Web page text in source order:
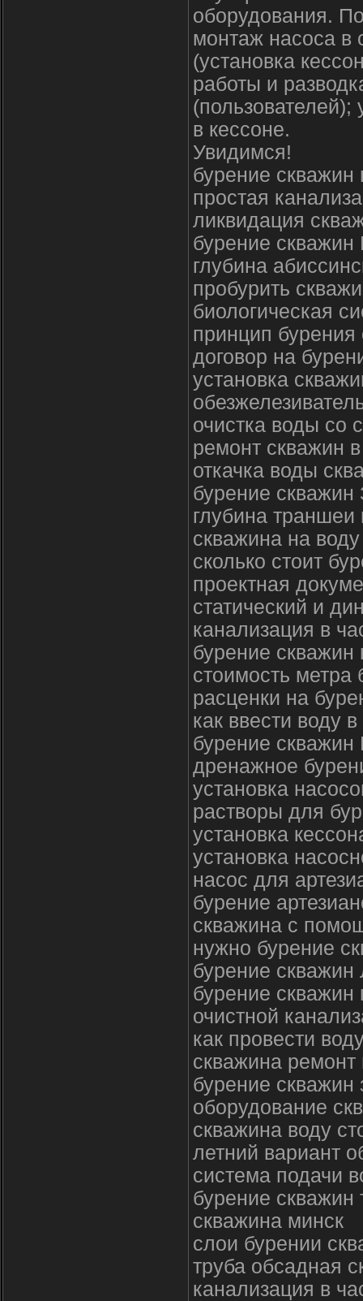
оборудования.
монтаж насоса в
(установка
работы и
в кессоне.
Увидимся!
бурение
простая
ликвидация
бурение скважин
глубина
пробурить
биологическая
принцип
договор на
установка
очистка воды со
ремонт скважин
откачка воды
бурение скважин
глубина
скважина на
сколько стоит
проектная
статический и
канализация в
бурение
стоимость метра
расценки на
как ввести воду
бурение
дренажное
установка
растворы для
установка
установка
насос для
бурение
скважина с
нужно бурение
бурение скважин
бурение скважин
очистной
как провести
скважина ремонт
бурение скважин
оборудование
скважина воду
летний вариант
система подачи
бурение
скважина минск
слои бурении
труба обсадная
канализация в